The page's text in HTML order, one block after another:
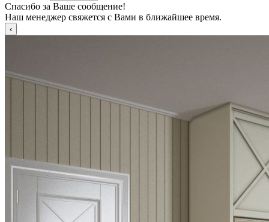
Спасибо за Ваше сообщение!
Наш менеджер свяжется с Вами в ближайшее время.